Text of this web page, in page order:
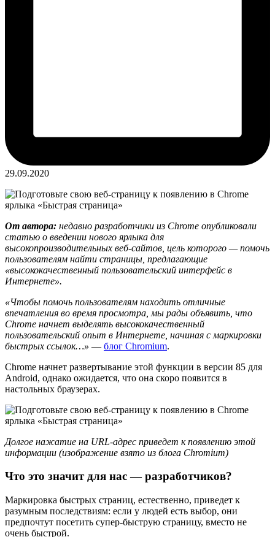
29.09.2020
От автора: недавно разработчики из Chrome опубликовали
статью о введении нового ярлыка для
высокопроизводительных веб-сайтов, цель которого — помочь
пользователям найти страницы, предлагающие
«высококачественный пользовательский интерфейс в
Интернете».
«Чтобы помочь пользователям находить отличные
впечатления во время просмотра, мы рады объявить, что
Chrome начнет выделять высококачественный
пользовательский опыт в Интернете, начиная с маркировки
быстрых ссылок…» — блог Chromium.
Chrome начнет развертывание этой функции в версии 85 для
Android, однако ожидается, что она скоро появится в
настольных браузерах.
Долгое нажатие на URL-адрес приведет к появлению этой
информации (изображение взято из блога Chromium)
Что это значит для нас — разработчиков?
Маркировка быстрых страниц, естественно, приведет к
разумным последствиям: если у людей есть выбор, они
предпочтут посетить супер-быструю страницу, вместо не
очень быстрой.